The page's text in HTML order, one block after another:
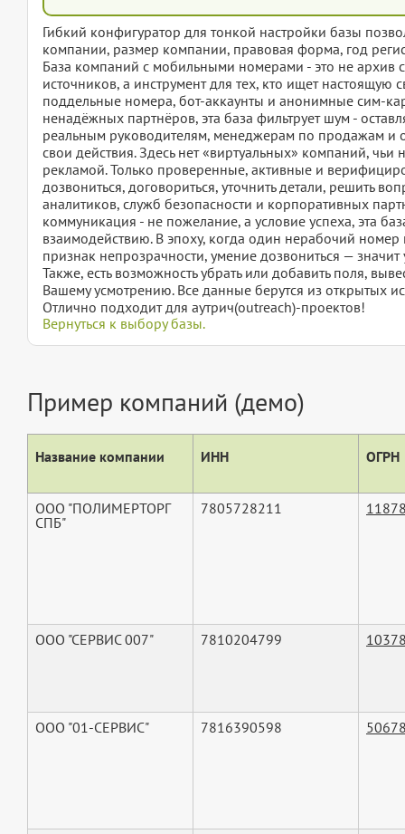
Гибкий конфигуратор для тонкой настройки базы
компании, размер компании, правовая форма, год
База компаний с мобильными номерами - это не архив
источников, а инструмент для тех, кто ищет настоящую
поддельные номера, бот-аккаунты и анонимные сим-
ненадёжных партнёров, эта база фильтрует шум -
реальным руководителям, менеджерам по продажам и
свои действия. Здесь нет «виртуальных» компаний, чьи
рекламой. Только проверенные, активные и
дозвониться, договориться, уточнить детали, решить
аналитиков, служб безопасности и корпоративных
коммуникация - не пожелание, а условие успеха, эта
взаимодействию. В эпоху, когда один нерабочий номер
признак непрозрачности, умение дозвониться — значит
Также, есть возможность убрать или добавить поля,
Вашему усмотрению. Все данные берутся из открытых
Отлично подходит для аутрич(outreach)-проектов!
Вернуться к выбору базы.
Пример компаний (демо)
Название компании ИНН ОГРН
ООО "ПОЛИМЕРТОРГ
СПБ"
7805728211
ООО "СЕРВИС 007" 7810204799
ООО "01-СЕРВИС" 7816390598